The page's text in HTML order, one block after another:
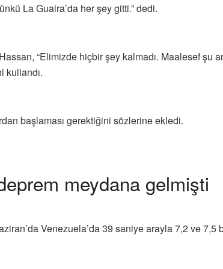
La Guaira’da her şey gitti.” dedi.
“Elimizde hiçbir şey kalmadı. Maalesef şu
kullandı.
başlaması gerektiğini sözlerine ekledi.
meydana gelmişti
Venezuela’da 39 saniye arayla 7,2 ve